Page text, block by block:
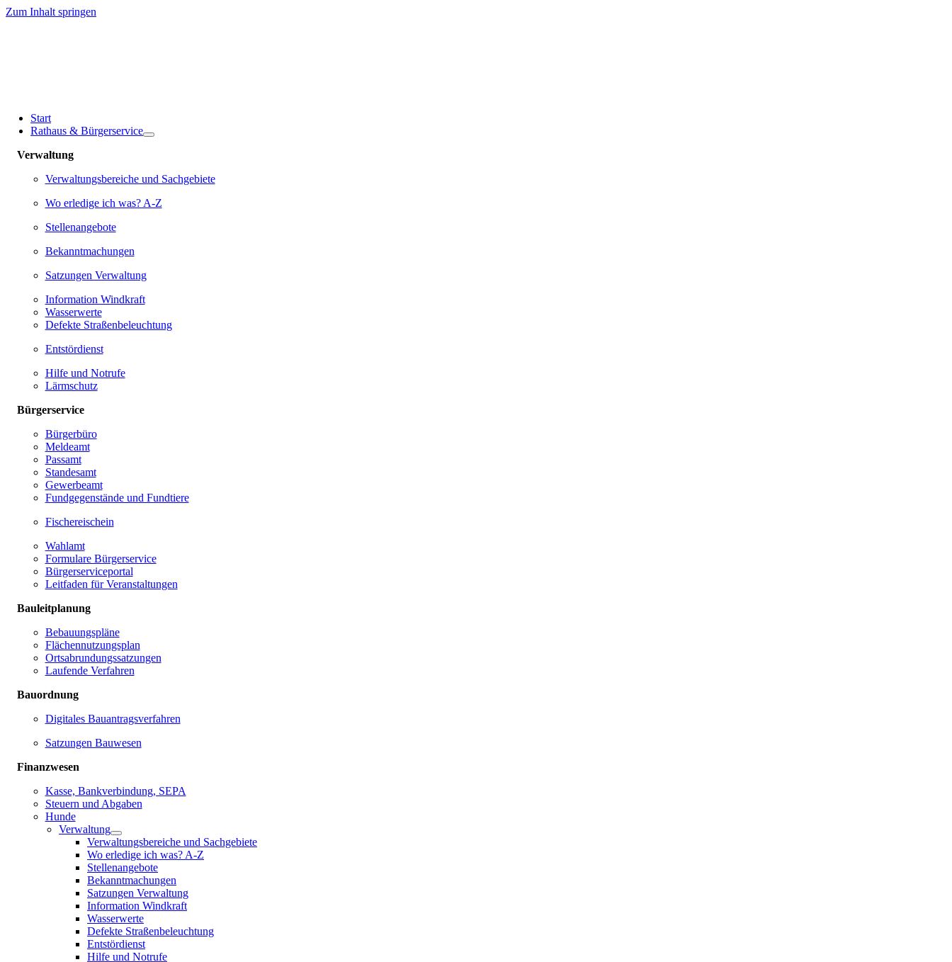
Zum Inhalt springen
Start
Rathaus & Bürgerservice
Verwaltung
Verwaltungsbereiche und Sachgebiete
Wo erledige ich was? A-Z
Stellenangebote
Bekanntmachungen
Satzungen Verwaltung
Information Windkraft
Wasserwerte
Defekte Straßenbeleuchtung
Entstördienst
Hilfe und Notrufe
Lärmschutz
Bürgerservice
Bürgerbüro
Meldeamt
Passamt
Standesamt
Gewerbeamt
Fundgegenstände und Fundtiere
Fischereischein
Wahlamt
Formulare Bürgerservice
Bürgerserviceportal
Leitfaden für Veranstaltungen
Bauleitplanung
Bebauungspläne
Flächennutzungsplan
Ortsabrundungssatzungen
Laufende Verfahren
Bauordnung
Digitales Bauantragsverfahren
Satzungen Bauwesen
Finanzwesen
Kasse, Bankverbindung, SEPA
Steuern und Abgaben
Hunde
Verwaltung
Verwaltungsbereiche und Sachgebiete
Wo erledige ich was? A-Z
Stellenangebote
Bekanntmachungen
Satzungen Verwaltung
Information Windkraft
Wasserwerte
Defekte Straßenbeleuchtung
Entstördienst
Hilfe und Notrufe